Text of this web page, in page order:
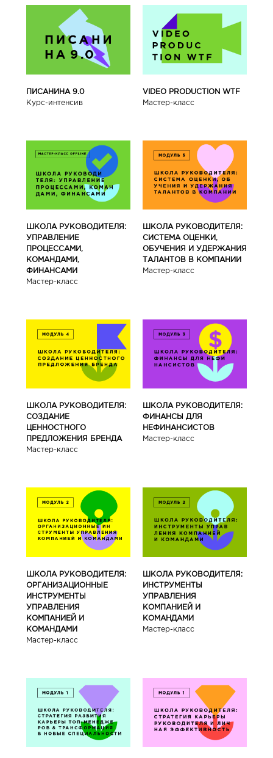
ПИСАНИНА 9.0
Курс-интенсив
VIDEO PRODUCTION WTF
Мастер-класс
ШКОЛА РУКОВОДИТЕЛЯ:
УПРАВЛЕНИЕ
ПРОЦЕССАМИ,
КОМАНДАМИ,
ФИНАНСАМИ
Мастер-класс
ШКОЛА РУКОВОДИТЕЛЯ:
СИСТЕМА ОЦЕНКИ,
ОБУЧЕНИЯ И УДЕРЖАНИЯ
ТАЛАНТОВ В КОМПАНИИ
Мастер-класс
ШКОЛА РУКОВОДИТЕЛЯ:
СОЗДАНИЕ
ЦЕННОСТНОГО
ПРЕДЛОЖЕНИЯ БРЕНДА
Мастер-класс
ШКОЛА РУКОВОДИТЕЛЯ:
ФИНАНСЫ ДЛЯ
НЕФИНАНСИСТОВ
Мастер-класс
ШКОЛА РУКОВОДИТЕЛЯ:
ОРГАНИЗАЦИОННЫЕ
ИНСТРУМЕНТЫ
УПРАВЛЕНИЯ
КОМПАНИЕЙ И
КОМАНДАМИ
Мастер-класс
ШКОЛА РУКОВОДИТЕЛЯ:
ИНСТРУМЕНТЫ
УПРАВЛЕНИЯ
КОМПАНИЕЙ И
КОМАНДАМИ
Мастер-класс